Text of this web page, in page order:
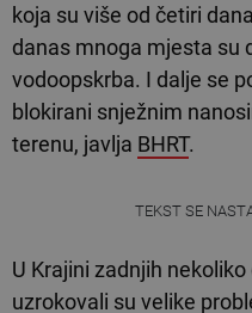
koja su više od četiri
danas mnoga mjesta su
vodoopskrba. I dalje se
blokirani snježnim
terenu, javlja BHRT.
TEKST SE
U Krajini zadnjih
uzrokovali su velike